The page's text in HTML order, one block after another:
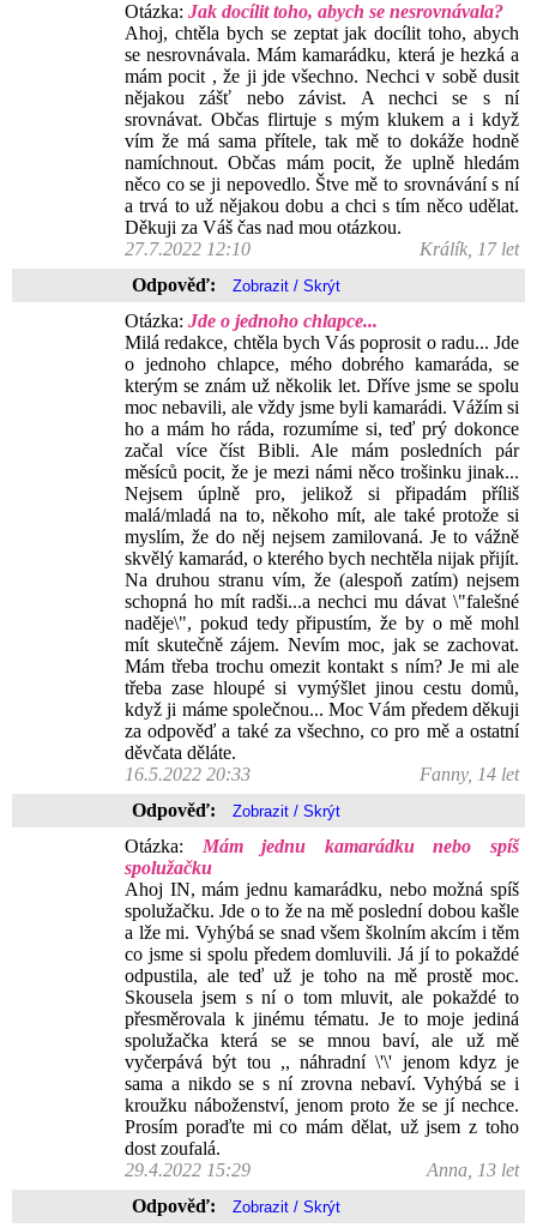
Otázka: Jak docílit toho, abych se nesrovnávala?
Ahoj, chtěla bych se zeptat jak docílit toho, abych
se nesrovnávala. Mám kamarádku, která je hezká a
mám pocit , že ji jde všechno. Nechci v sobě dusit
nějakou zášť nebo závist. A nechci se s ní
srovnávat. Občas flirtuje s mým klukem a i když
vím že má sama přítele, tak mě to dokáže hodně
namíchnout. Občas mám pocit, že uplně hledám
něco co se ji nepovedlo. Štve mě to srovnávání s ní
a trvá to už nějakou dobu a chci s tím něco udělat.
Děkuji za Váš čas nad mou otázkou.
27.7.2022 12:10
Králík, 17 let
Odpověď:
Otázka: Jde o jednoho chlapce...
Milá redakce, chtěla bych Vás poprosit o radu... Jde
o jednoho chlapce, mého dobrého kamaráda, se
kterým se znám už několik let. Dříve jsme se spolu
moc nebavili, ale vždy jsme byli kamarádi. Vážím si
ho a mám ho ráda, rozumíme si, teď prý dokonce
začal více číst Bibli. Ale mám posledních pár
měsíců pocit, že je mezi námi něco trošinku jinak...
Nejsem úplně pro, jelikož si připadám příliš
malá/mladá na to, někoho mít, ale také protože si
myslím, že do něj nejsem zamilovaná. Je to vážně
skvělý kamarád, o kterého bych nechtěla nijak přijít.
Na druhou stranu vím, že (alespoň zatím) nejsem
schopná ho mít radši...a nechci mu dávat \"falešné
naděje\", pokud tedy připustím, že by o mě mohl
mít skutečně zájem. Nevím moc, jak se zachovat.
Mám třeba trochu omezit kontakt s ním? Je mi ale
třeba zase hloupé si vymýšlet jinou cestu domů,
když ji máme společnou... Moc Vám předem děkuji
za odpověď a také za všechno, co pro mě a ostatní
děvčata děláte.
16.5.2022 20:33
Fanny, 14 let
Odpověď:
Otázka: Mám jednu kamarádku nebo spíš
spolužačku
Ahoj IN, mám jednu kamarádku, nebo možná spíš
spolužačku. Jde o to že na mě poslední dobou kašle
a lže mi. Vyhýbá se snad všem školním akcím i těm
co jsme si spolu předem domluvili. Já jí to pokaždé
odpustila, ale teď už je toho na mě prostě moc.
Skousela jsem s ní o tom mluvit, ale pokaždé to
přesměrovala k jinému tématu. Je to moje jediná
spolužačka která se se mnou baví, ale už mě
vyčerpává být tou ,, náhradní \'\' jenom kdyz je
sama a nikdo se s ní zrovna nebaví. Vyhýbá se i
kroužku náboženství, jenom proto že se jí nechce.
Prosím poraďte mi co mám dělat, už jsem z toho
dost zoufalá.
29.4.2022 15:29
Anna, 13 let
Odpověď: